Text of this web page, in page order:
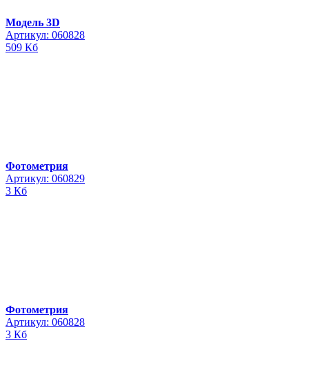
Модель 3D
Артикул: 060828
509 Кб
Фотометрия
Артикул: 060829
3 Кб
Фотометрия
Артикул: 060828
3 Кб